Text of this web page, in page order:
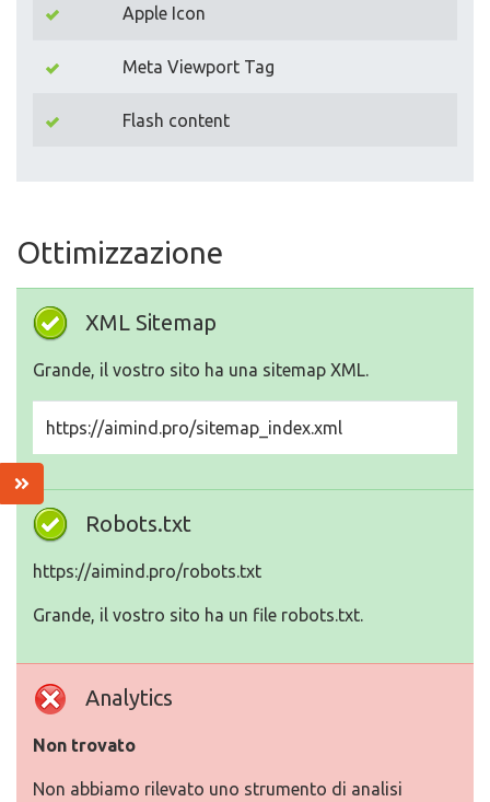
Apple Icon
Meta Viewport Tag
Flash content
Ottimizzazione
XML Sitemap
Grande, il vostro sito ha una sitemap XML.
https://aimind.pro/sitemap_index.xml
Robots.txt
https://aimind.pro/robots.txt
Grande, il vostro sito ha un file robots.txt.
Analytics
Non trovato
Non abbiamo rilevato uno strumento di analisi